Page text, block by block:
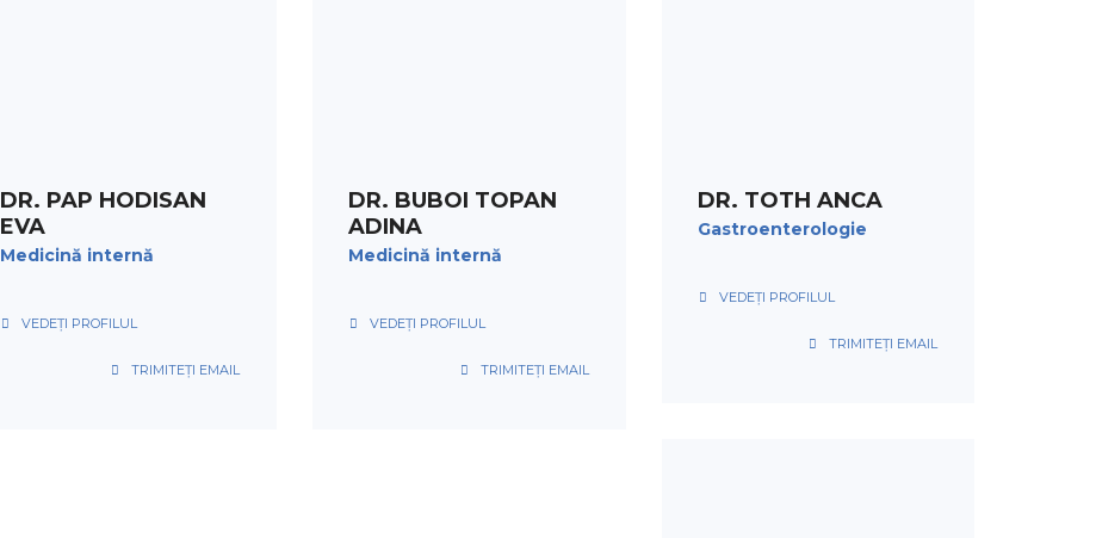
DR. PAP HODISAN
EVA
Medicină internă
VEDEȚI PROFILUL
TRIMITEȚI EMAIL
DR. BUBOI TOPAN
ADINA
Medicină internă
VEDEȚI PROFILUL
TRIMITEȚI EMAIL
DR. TOTH ANCA
Gastroenterologie
VEDEȚI PROFILUL
TRIMITEȚI EMAIL